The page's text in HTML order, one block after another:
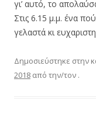
γι’ αυτό, το
Στις 6.15 μ.μ. ένα
γελαστά κι
Δημοσιεύστηκε στην
2018 από την/τον .